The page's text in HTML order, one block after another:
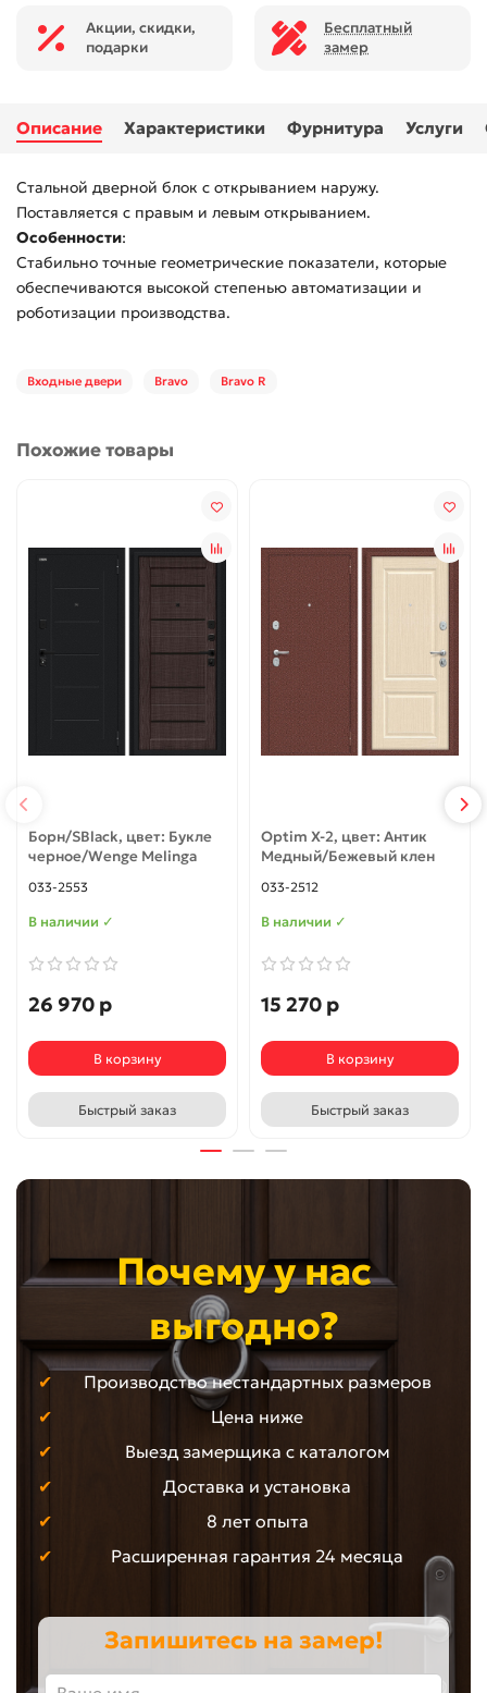
Акции, скидки,
подарки
Бесплатный
замер
Описание Характеристики Фурнитура Услуги
Стальной дверной блок с открыванием наружу.
Поставляется с правым и левым открыванием.
Особенности:
Стабильно точные геометрические показатели, которые
обеспечиваются высокой степенью автоматизации и
роботизации производства.
Входные двери Bravo Bravo R
Похожие товары
Борн/SBlack, цвет: Букле
черное/Wenge Melinga
033-2553
В наличии ✓
26 970 р
В корзину
Быстрый заказ
Optim X-2, цвет: Антик
Медный/Бежевый клен
033-2512
В наличии ✓
15 270 р
В корзину
Быстрый заказ
Почему у нас
выгодно?
Производство нестандартных размеров
Цена ниже
Выезд замерщика с каталогом
Доставка и установка
8 лет опыта
Расширенная гарантия 24 месяца
Запишитесь на замер!